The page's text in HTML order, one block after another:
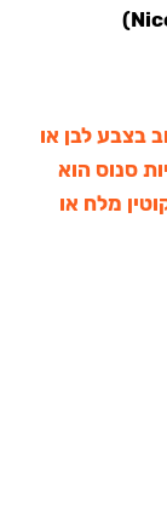
בצבע לבן או
סנוס הוא
מלח או